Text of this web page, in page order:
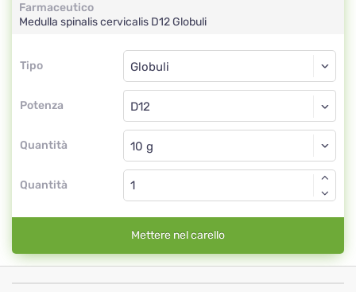
Farmaceutico
Medulla spinalis cervicalis D12Globuli
Tipo
Tipo
Potenza
Globuli
D12
Quantità
Globuli
Quantità
Mettere nel carello